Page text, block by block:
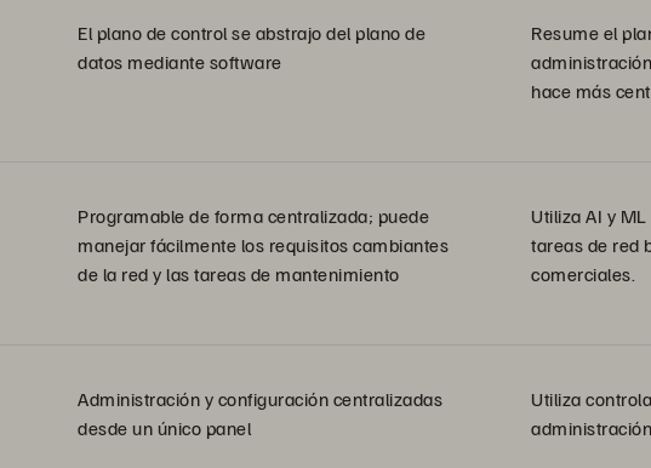
El plano de control se abstrajo del plano de
datos mediante software
Resume el
hace más
Programable de forma centralizada; puede
manejar fácilmente los requisitos cambiantes
de la red y las tareas de mantenimiento
Utiliza AI y
tareas de red
comerciales.
Administración y configuración centralizadas
desde un único panel
Utiliza